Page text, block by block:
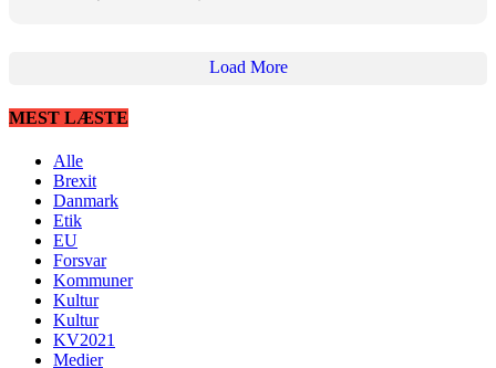
Load More
MEST LÆSTE
Alle
Brexit
Danmark
Etik
EU
Forsvar
Kommuner
Kultur
Kultur
KV2021
Medier